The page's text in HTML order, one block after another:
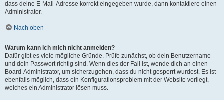
dass deine E-Mail-Adresse korrekt eingegeben wurde, dann kontaktiere einen
Administrator.
Nach oben
Warum kann ich mich nicht anmelden?
Dafür gibt es viele mögliche Gründe. Prüfe zunächst, ob dein Benutzername
und dein Passwort richtig sind. Wenn dies der Fall ist, wende dich an einen
Board-Administrator, um sicherzugehen, dass du nicht gesperrt wurdest. Es ist
ebenfalls möglich, dass ein Konfigurationsproblem mit der Website vorliegt,
welches ein Administrator lösen muss.